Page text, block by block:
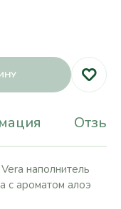
наполнитель
с ароматом алоэ